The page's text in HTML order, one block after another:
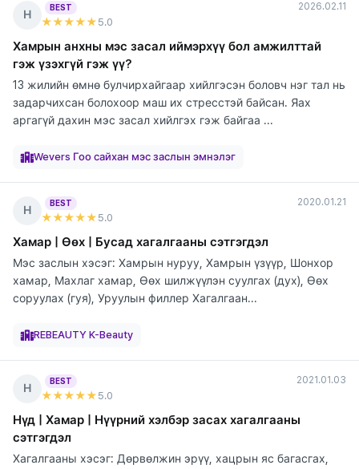
Н
BEST
★★★★★ 5.0
2026.02.11
Хамрын анхны мэс засал иймэрхүү бол амжилттай
гэж үзэхгүй гэж үү?
13 жилийн өмнө булчирхайгаар хийлгэсэн боловч нэг тал нь
задарчихсан болохоор маш их стресстэй байсан. Яах
аргагүй дахин мэс засал хийлгэх гэж байгаа ...
Wevers Гоо сайхан мэс заслын эмнэлэг
Н
BEST
★★★★★ 5.0
2020.01.21
Хамар | Өөх | Бусад хагалгааны сэтгэгдэл
Мэс заслын хэсэг: Хамрын нуруу, Хамрын үзүүр, Шонхор
хамар, Махлаг хамар, Өөх шилжүүлэн суулгах (дух), Өөх
соруулах (гуя), Уруулын филлер Хагалгаан...
REBEAUTY K-Beauty
Н
BEST
★★★★★ 5.0
2021.01.03
Нүд | Хамар | Нүүрний хэлбэр засах хагалгааны
сэтгэгдэл
Хагалгааны хэсэг: Дөрвөлжин эрүү, хацрын яс багасгах,